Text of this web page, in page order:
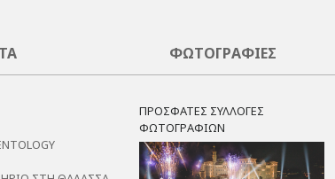
ΦΩΤΟΓΡΑΦΊΕΣ
ΠΡΟΣΦΑΤΕΣ ΣΥΛΛΟΓΕΣ
ΦΩΤΟΓΡΑΦΙΩΝ